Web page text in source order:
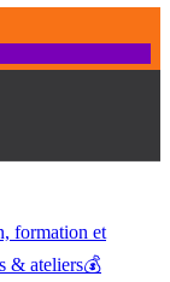
formation et
& ateliers💰